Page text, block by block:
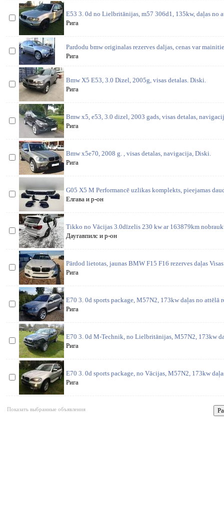
E53 3. 0d no Lielbritānijas, m57 306d1, 135kw, daļas no
Рига
Pardodu bmw originalas rezerves daljas, cenas var
Рига
Bmw X5 E53, 3.0 Dizel, 2005g, visas detalas. Diski.
Рига
Bmw x5, e53, 3.0 dizel, 2003 gads, visas detalas,
Рига
Bmw x5e70, 2008 g. , visas detalas, navigacija, Diski.
Рига
G05 X5 M Performancē uzlikas komplekts, pieejamas
Елгава и р-он
Tikko no Vācijas 3.0dīzelis 230 kw ar 163879km
Даугавпилс и р-он
Pārdod lietotas, jaunas BMW F15 F16 rezerves daļas
Рига
E70 3. 0d sports package, M57N2, 173kw daļas no attēlā
Рига
E70 3. 0d M-Technik, no Lielbritānijas, M57N2, 173kw
Рига
E70 3. 0d sports package, no Vācijas, M57N2, 173kw
Рига
Показать выбранные объявления